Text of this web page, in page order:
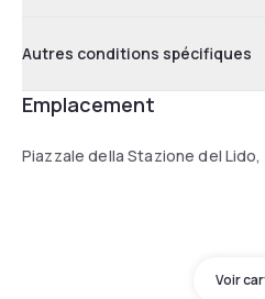
Autres conditions spécifiques
Emplacement
Piazzale della Stazione del Lido,
Voir